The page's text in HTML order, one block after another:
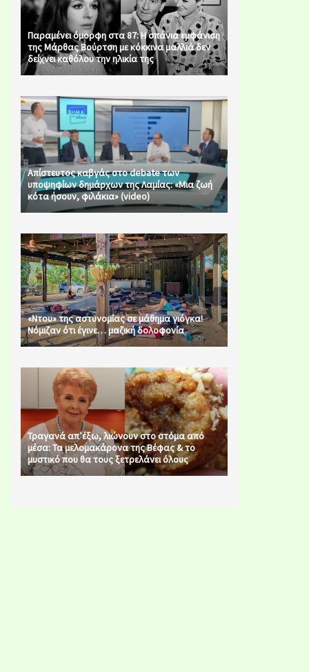
Παραμένει όμορφη στα 87: Η σπάνια εμφάνιση
της Μάρθας Βούρτση με κόκκινα μαλλιά δεν
δείχνει καθόλου την ηλικία της
Απίστευτος καβγάς στο debate των
υποψηφίων δημάρχων της Λαμίας: «Μια ζωή
κότα ήσουν, φιλάκια» (video)
«Ντου» της αστυνομίας σε μάθημα γιόγκα!
Νόμιζαν ότι έγινε… μαζική δολοφονία
Τραγανά απ’έξω, λιώνουν στο στόμα από
μέσα: Τα μελομακάρονα της Βέφας & το
μυστικό που θα τους ξετρελάνει όλους